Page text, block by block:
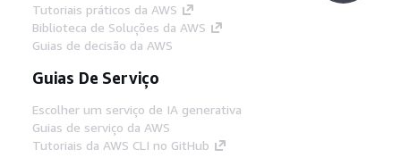
Tutoriais práticos da AWS
Biblioteca de Soluções da AWS
Guias de decisão da AWS
Guias De Serviço
Escolher um serviço de IA generativa
Guias de serviço da AWS
Tutoriais da AWS CLI no GitHub